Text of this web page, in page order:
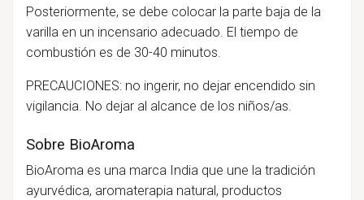
Posteriormente, se debe colocar la parte baja de la
varilla en un incensario adecuado. El tiempo de
combustión es de 30-40 minutos.
PRECAUCIONES: no ingerir, no dejar encendido sin
vigilancia. No dejar al alcance de los niños/as.
Sobre BioAroma
BioAroma es una marca India que une la tradición
ayurvédica, aromaterapia natural, productos